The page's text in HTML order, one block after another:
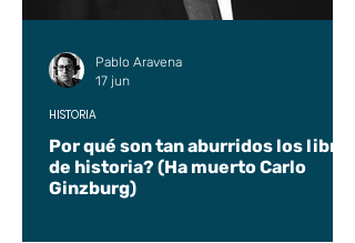
Por qué son tan aburridos los libros
de historia? (Ha muerto Carlo
Ginzburg)
HISTORIA
Pablo Aravena
17 jun